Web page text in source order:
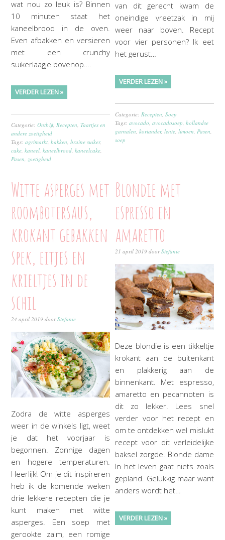
wat nou zo leuk is? Binnen
10 minuten staat het
kaneelbrood in de oven.
Even afbakken en versieren
met een crunchy
suikerlaagje bovenop….
VERDER LEZEN »
Categorie:Ontbijt Recepten ,Taartjes en
andere zoetigheid
Tags:agrimarkt ,bakken ,bruine suiker,
cake ,kaneel ,kaneelbrood ,kaneelcake
Pasen zoetigheid
van dit gerecht kwam de
oneindige vreetzak in mij
weer naar boven. Recept
voor vier personen? Ik eet
het gerust…
VERDER LEZEN »
Categorie: Recepten ,Soep
Tags:avocado ,avocadosoep ,hollandse
garnalen ,koriander,lente ,limoen Pasen
soep
Witte asperges met
roombotersaus,
krokant gebakken
spek, eitjes en
krieltjes in de
schil
24 april 2019 doorStefanie
Zodra de witte asperges
weer in de winkels ligt, weet
je dat het voorjaar is
begonnen. Zonnige dagen
en hogere temperaturen.
Heerlijk! Om je dit inspireren
heb ik de komende weken
drie lekkere recepten die je
kunt maken met witte
asperges. Een soep met
gerookte zalm, een romige
Blondie met
espresso en
amaretto
21 april 2019 doorStefanie
Deze blondie is een tikkeltje
krokant aan de buitenkant
en plakkerig aan de
binnenkant. Met espresso,
amaretto en pecannoten is
dit zo lekker. Lees snel
verder voor het recept en
om te ontdekken wel mislukt
recept voor dit verleidelijke
baksel zorgde. Blonde dame
In het leven gaat niets zoals
gepland. Gelukkig maar want
anders wordt het…
VERDER LEZEN »